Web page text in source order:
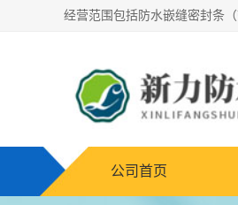
公司首页